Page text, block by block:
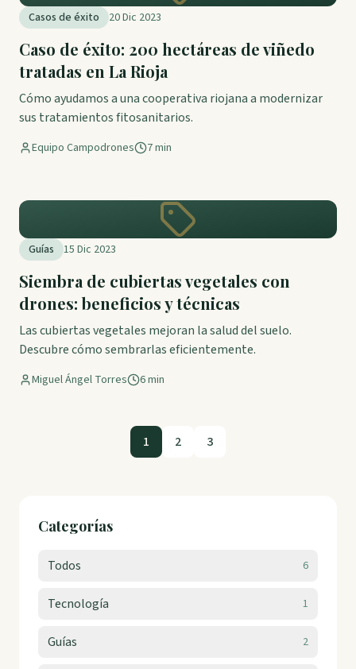
Casos de éxito 20 Dic 2023
Caso de éxito: 200 hectáreas de viñedo
tratadas en La Rioja
Cómo ayudamos a una cooperativa riojana a modernizar
sus tratamientos fitosanitarios.
Equipo Campodrones 7 min
Guías 15 Dic 2023
Siembra de cubiertas vegetales con
drones: beneficios y técnicas
Las cubiertas vegetales mejoran la salud del suelo.
Descubre cómo sembrarlas eficientemente.
Miguel Ángel Torres 6 min
1 2 3
Categorías
Todos 6
Tecnología 1
Guías 2